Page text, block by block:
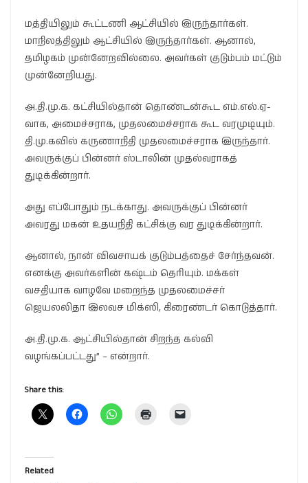
மத்தியிலும் கூட்டணி ஆட்சியில் இருந்தார்கள்.
மாநிலத்திலும் ஆட்சியில் இருந்தார்கள். ஆனால்,
தமிழகம் முன்னேறவில்லை. அவர்கள் குடும்பம் மட்டும்
முன்னேறியது.
அ.தி.மு.க. கட்சியில்தான் தொண்டன்கூட எம்.எல்.ஏ-
வாக, அமைச்சராக, முதலமைச்சராக கூட வரமுடியும்.
தி.மு.கவில் கருணாநிதி முதலமைச்சராக இருந்தார்.
அவருக்குப் பின்னர் ஸ்டாலின் முதல்வராகத்
துடிக்கின்றார்.
அது எப்போதும் நடக்காது. அவருக்குப் பின்னர்
அவரது மகன் உதயநிதி கட்சிக்கு வர துடிக்கின்றார்.
ஆனால், நான் விவசாயக் குடும்பத்தைச் சேர்ந்தவன்.
எனக்கு அவர்களின் கஷ்டம் தெரியும். மக்கள்
வசதியாக வாழவே மறைந்த முதலமைச்சர்
ஜெயலலிதா இலவச மிக்ஸி, கிரைண்டர் கொடுத்தார்.
அ.தி.மு.க. ஆட்சியில்தான் சிறந்த கல்வி
வழங்கப்பட்டது” – என்றார்.
Share this:
Related